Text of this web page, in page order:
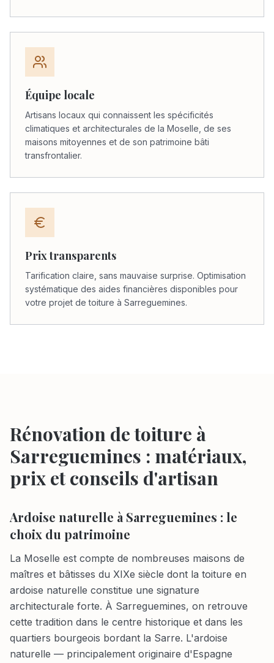
Équipe locale
Artisans locaux qui connaissent les spécificités
climatiques et architecturales de la Moselle, de ses
maisons mitoyennes et de son patrimoine bâti
transfrontalier.
Prix transparents
Tarification claire, sans mauvaise surprise. Optimisation
systématique des aides financières disponibles pour
votre projet de toiture à Sarreguemines.
Rénovation de toiture à
Sarreguemines : matériaux,
prix et conseils d'artisan
Ardoise naturelle à Sarreguemines : le
choix du patrimoine
La Moselle est compte de nombreuses maisons de
maîtres et bâtisses du XIXe siècle dont la toiture en
ardoise naturelle constitue une signature
architecturale forte. À Sarreguemines, on retrouve
cette tradition dans le centre historique et dans les
quartiers bourgeois bordant la Sarre. L'ardoise
naturelle — principalement originaire d'Espagne